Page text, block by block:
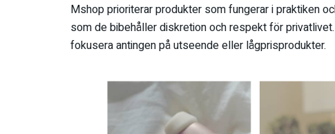
Mshop prioriterar produkter som fungerar i praktiken
som de bibehåller diskretion och respekt för
fokusera antingen på utseende eller lågprisprodukter.